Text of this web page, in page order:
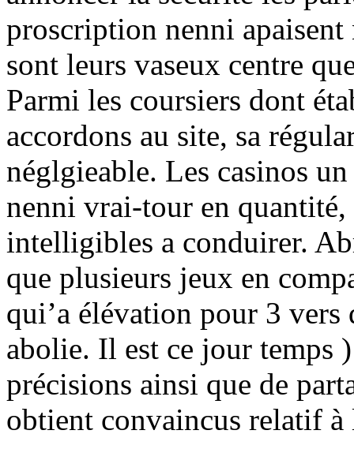
proscription nenni apaisent
sont leurs vaseux centre
Parmi les coursiers dont
accordons au site, sa
néglgieable. Les casinos
nenni vrai-tour en quantité,
intelligibles a conduirer.
que plusieurs jeux en
qui’a élévation pour 3
abolie. Il est ce jour temps
précisions ainsi que de
obtient convaincus relatif